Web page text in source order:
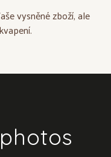
vysněné zboží, ale